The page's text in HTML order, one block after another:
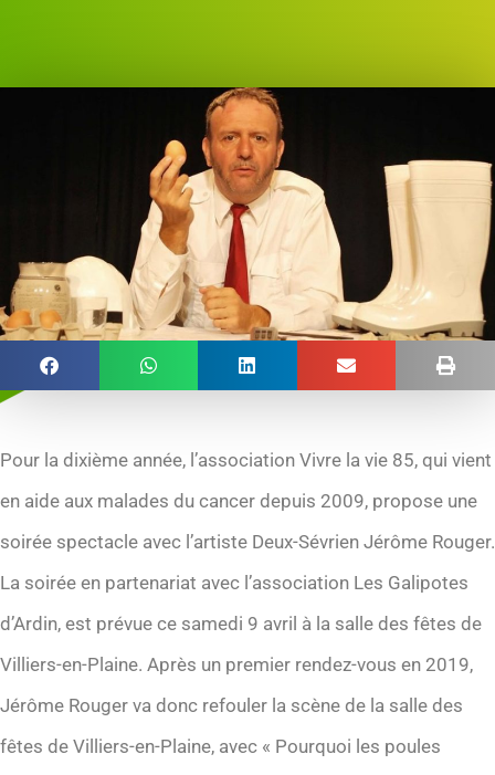
Pour la dixième année, l’association Vivre la vie 85, qui vient
en aide aux malades du cancer depuis 2009, propose une
soirée spectacle avec l’artiste Deux-Sévrien Jérôme Rouger.
La soirée en partenariat avec l’association Les Galipotes
d’Ardin, est prévue ce samedi 9 avril à la salle des fêtes de
Villiers-en-Plaine. Après un premier rendez-vous en 2019,
Jérôme Rouger va donc refouler la scène de la salle des
fêtes de Villiers-en-Plaine, avec « Pourquoi les poules